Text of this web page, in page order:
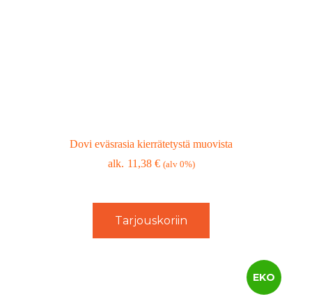
Dovi eväsrasia kierrätetystä muovista
11,38 € (alv 0%)
Tarjouskoriin
EKO